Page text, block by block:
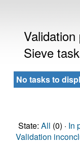
Sieve
No tasks to
State: All (0) · In
Validation